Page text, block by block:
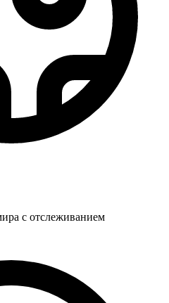
с отслеживанием